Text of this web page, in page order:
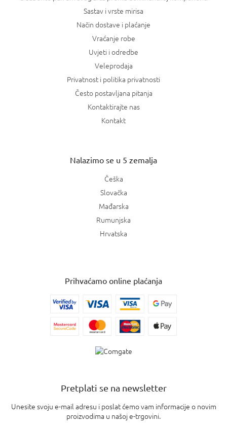
Sastav i vrste mirisa
Način dostave i plaćanje
Vraćanje robe
Uvjeti i odredbe
Veleprodaja
Privatnost i politika privatnosti
Često postavljana pitanja
Kontaktirajte nas
Kontakt
Nalazimo se u 5 zemalja
Češka
Slovačka
Mađarska
Rumunjska
Hrvatska
Prihvaćamo online plaćanja
Pretplati se na newsletter
Unesite svoju e-mail adresu i poslat ćemo vam informacije o novim
proizvodima u našoj e-trgovini.